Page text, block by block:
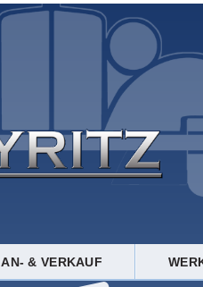
AN- & VERKAUF